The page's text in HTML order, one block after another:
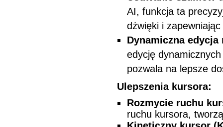
AI, funkcja ta
dźwięki i
Dynamiczna
edycję
pozwala na lepsze
Ulepszenia kursora:
Rozmycie ruchu
ruchu kursora,